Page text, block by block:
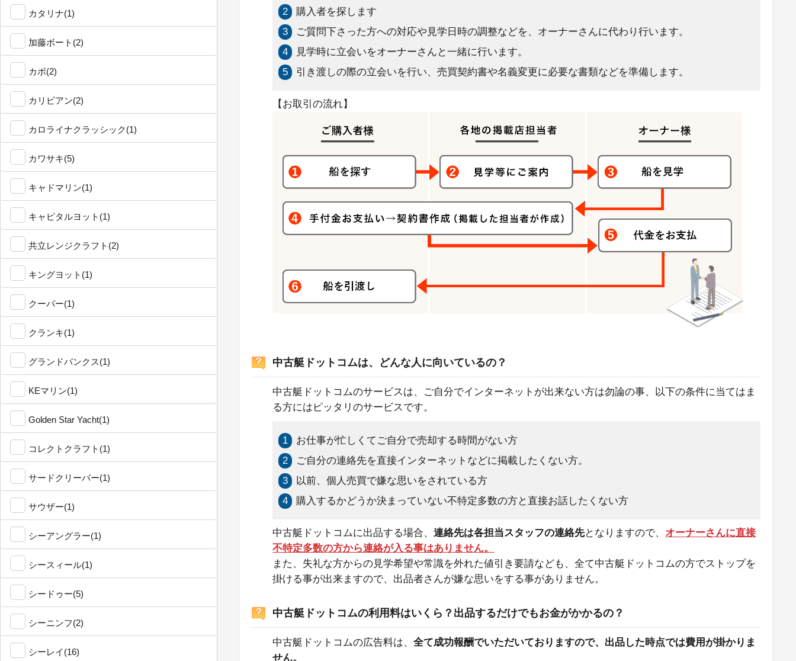
カタリナ(1)
加藤ボート(2)
カボ(2)
カリビアン(2)
カロライナクラッシック(1)
カワサキ(5)
キャドマリン(1)
キャピタルヨット(1)
共立レンジクラフト(2)
キングヨット(1)
クーパー(1)
クランキ(1)
グランドバンクス(1)
KEマリン(1)
Golden Star Yacht(1)
コレクトクラフト(1)
サードクリーバー(1)
サウザー(1)
シーアングラー(1)
シースィール(1)
シードゥー(5)
シーニンフ(2)
シーレイ(16)
2
購入者を探します
3
ご質問下さった方への対応や見学日時の調整などを、オーナーさんに代わり行います。
4
見学時に立会いをオーナーさんと一緒に行います。
5
引き渡しの際の立会いを行い、売買契約書や名義変更に必要な書類などを準備します。
【お取引の流れ】
中古艇ドットコムは、どんな人に向いているの？
中古艇ドットコムのサービスは、ご自分でインターネットが出来ない方は勿論の事、以下の条件に当てはま
る方にはピッタリのサービスです。
1
お仕事が忙しくてご自分で売却する時間がない方
2
ご自分の連絡先を直接インターネットなどに掲載したくない方。
3
以前、個人売買で嫌な思いをされている方
4
購入するかどうか決まっていない不特定多数の方と直接お話したくない方
中古艇ドットコムに出品する場合、連絡先は各担当スタッフの連絡先となりますので、 オーナーさんに直接
不特定多数の方から連絡が入る事はありません。
また、失礼な方からの見学希望や常識を外れた値引き要請なども、全て中古艇ドットコムの方でストップを
掛ける事が出来ますので、出品者さんが嫌な思いをする事がありません。
中古艇ドットコムの利用料はいくら？出品するだけでもお金がかかるの？
中古艇ドットコムの広告料は、全て成功報酬でいただいておりますので、出品した時点では費用が掛かりま
せん。